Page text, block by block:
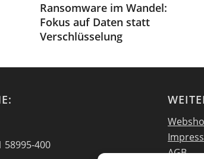
Ransomware im Wandel:
Fokus auf Daten statt
Verschlüsselung
58995-400
AGB